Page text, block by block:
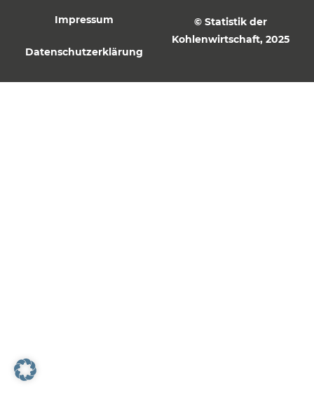
Impressum
Datenschutzerklärung
© Statistik der
Kohlenwirtschaft, 2025